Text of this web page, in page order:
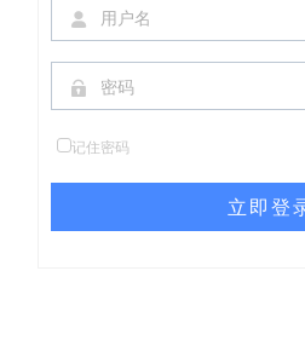
记住密码
立即登